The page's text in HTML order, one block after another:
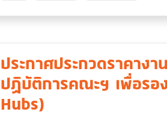
ประกาศประกวดราคาง
ปฏิบัติการคณะฯ เพื่อรอ
Hubs)